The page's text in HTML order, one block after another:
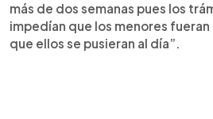
más de dos semanas pues los
impedían que los menores
que ellos se pusieran al día”.